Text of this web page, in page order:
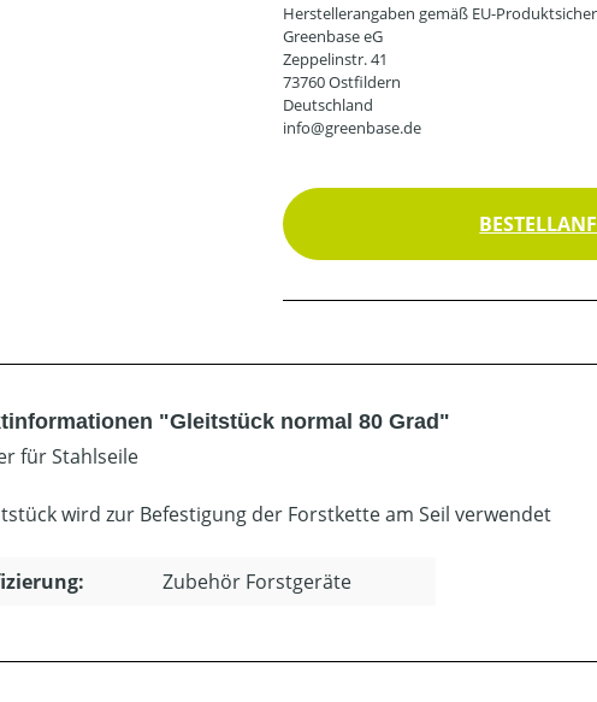
Herstellerangaben gemäß EU-
Greenbase eG
Zeppelinstr. 41
73760 Ostfildern
Deutschland
info@greenbase.de
"Gleitstück normal 80 Grad"
für Stahlseile
wird zur Befestigung der Forstkette am Seil verwendet
Zubehör Forstgeräte